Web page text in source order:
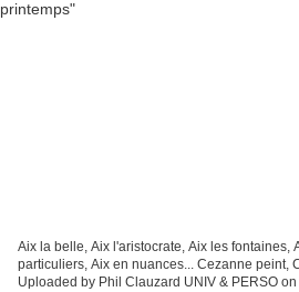
Aix la belle, Aix l'aristocrate, Aix les fontaines,
particuliers, Aix en nuances... Cezanne peint,
Uploaded by Phil Clauzard UNIV & PERSO